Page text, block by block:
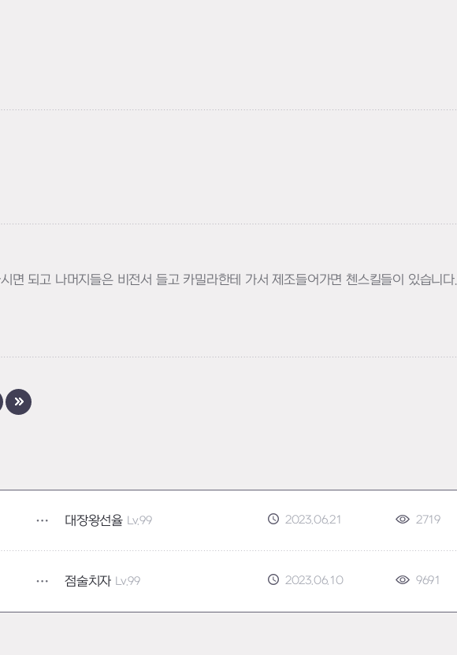
되고 나머지들은 비전서 들고 카밀라한테 가서 제조들어가면 첸스킬들이 있습니다.
대장왕선율 Lv.99 2023.06.21 2719
점술치자 Lv.99 2023.06.10 9691